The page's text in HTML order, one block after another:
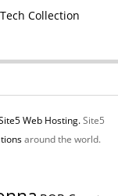
Collection
Web Hosting.Site5
around the world.